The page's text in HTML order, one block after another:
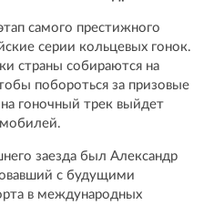
самого престижного
серии кольцевых гонок.
страны собираются на
побороться за призовые
гоночный трек выйдет
заезда был Александр
с будущими
в международных